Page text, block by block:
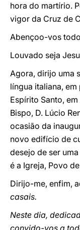
hora do martírio.
vigor da Cruz de
Abençoo-vos
Louvado seja
Agora, dirijo uma
língua italiana,
Espírito Santo,
Bispo, D. Lúcio
ocasião da
novo edifício de
desejo de ser
é a Igreja, Povo
Dirijo-me, enfim,
casais.
Neste dia,
convido-vos a